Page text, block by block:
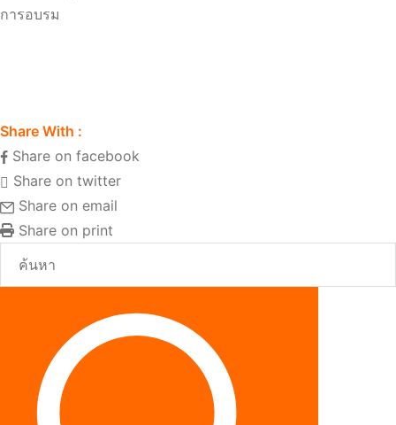
การอบรม
Share With :
Share on facebook
Share on twitter
Share on email
Share on print